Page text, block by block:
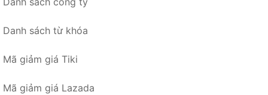
Danh sách từ khóa
Mã giảm giá Tiki
Mã giảm giá Lazada